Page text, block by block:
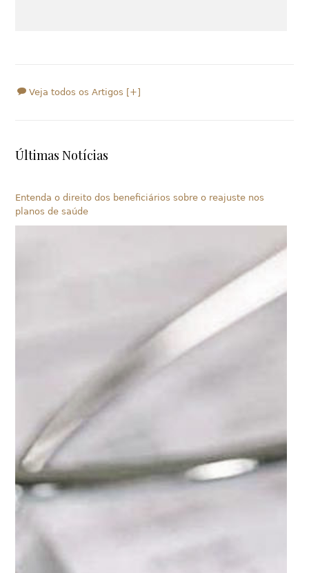
Veja todos os Artigos [+]
Últimas Notícias
Entenda o direito dos beneficiários sobre o reajuste nos
planos de saúde